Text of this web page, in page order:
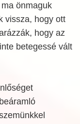
önmaguk
vissza, hogy ott
hogy az
betegessé vált